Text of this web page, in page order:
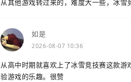
从其他游戏转过来的，难度大一些，冰雪
如是
2026-08-07 10:36
从高中时期就喜欢上了冰雪竞技赛这款
验游戏的乐趣。很赞